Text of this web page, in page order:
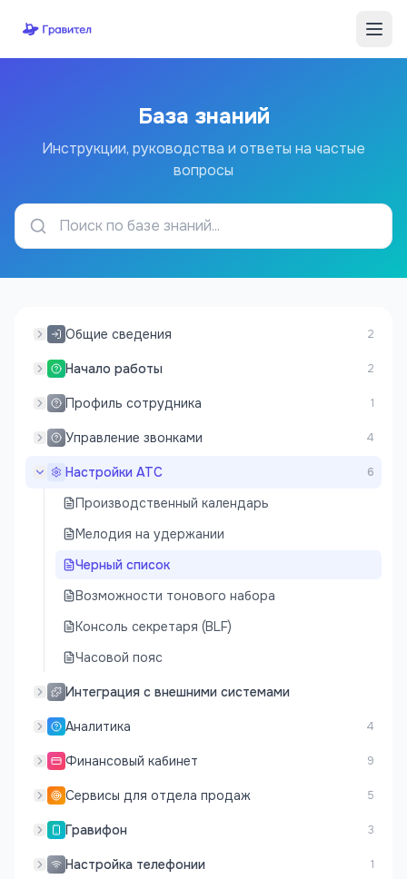
База знаний
Инструкции, руководства и ответы на частые
вопросы
Общие сведения 2
Начало работы 2
Профиль сотрудника 1
Управление звонками 4
Настройки АТС 6
Производственный календарь
Мелодия на удержании
Черный список
Возможности тонового набора
Консоль секретаря (BLF)
Часовой пояс
Интеграция с внешними системами
Аналитика 4
Финансовый кабинет 9
Сервисы для отдела продаж 5
Гравифон 3
Настройка телефонии 1